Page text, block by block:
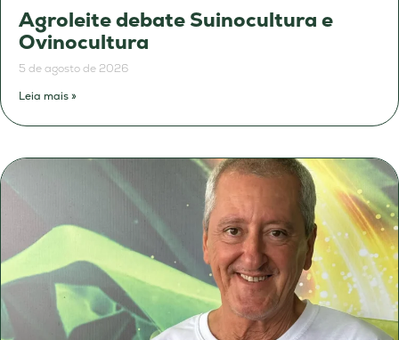
Agroleite debate Suinocultura e
Ovinocultura
5 de agosto de 2026
Leia mais »